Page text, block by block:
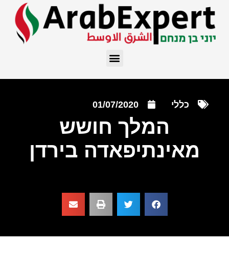
כללי 01/07/2020
המלך חושש
מאינתיפאדה בירדן